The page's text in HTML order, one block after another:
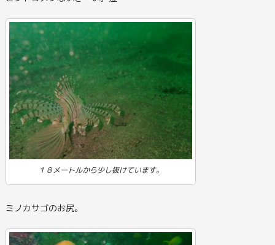
１８メートルから少し抜けています。
ミノカサゴのお尻。